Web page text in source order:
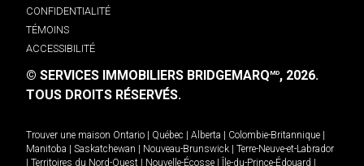
CONFIDENTIALITÉ
TÉMOINS
ACCESSIBILITÉ
© SERVICES IMMOBILIERS BRIDGEMARQMD, 2026.
TOUS DROITS RÉSERVÉS.
Trouver une maison Ontario Québec Alberta Colombie-Britannique
Manitoba
Saskatchewan Nouveau-Brunswick
Terre-Neuve-et-Labrador
Territoires du Nord-Ouest Nouvelle-Écosse Île-du-Prince-Édouard